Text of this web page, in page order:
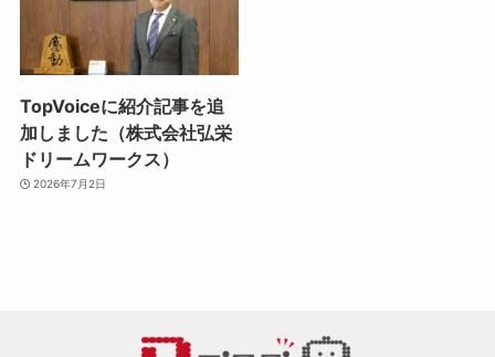
TopVoiceに紹介記事を追
加しました（株式会社弘栄
ドリームワークス）
2026年7月2日